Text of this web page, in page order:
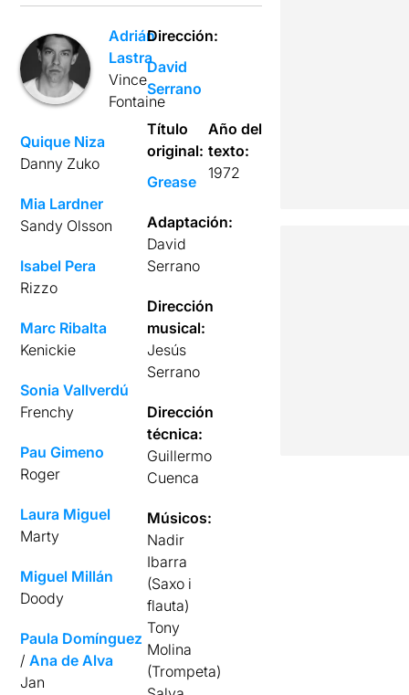
Adrián
Lastra
Vince
Fontaine
Quique Niza
Danny Zuko
Mia Lardner
Sandy Olsson
Isabel Pera
Rizzo
Marc Ribalta
Kenickie
Sonia Vallverdú
Frenchy
Pau Gimeno
Roger
Laura Miguel
Marty
Miguel Millán
Doody
Paula Domínguez
/Ana de Alva
Jan
Dirección:
David
Serrano
Título
original:
Grease
Año del
texto:
1972
Adaptación:
David
Serrano
Dirección
musical:
Jesús
Serrano
Dirección
técnica:
Guillermo
Cuenca
Músicos:
Nadir
Ibarra
(Saxo i
flauta)
Tony
Molina
(Trompeta)